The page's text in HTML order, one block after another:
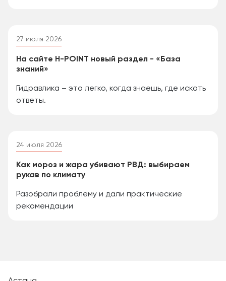
27 июля 2026
На сайте H-POINT новый раздел - «База
знаний»
Гидравлика – это легко, когда знаешь, где искать
ответы.
24 июля 2026
Как мороз и жара убивают РВД: выбираем
рукав по климату
Разобрали проблему и дали практические
рекомендации